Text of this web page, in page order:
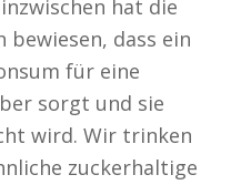
hat die
bewiesen, dass ein
für eine
sorgt und sie
wird. Wir trinken
zuckerhaltige